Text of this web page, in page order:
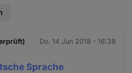
Do. 14 Jun 2018 - 16:38
Sprache